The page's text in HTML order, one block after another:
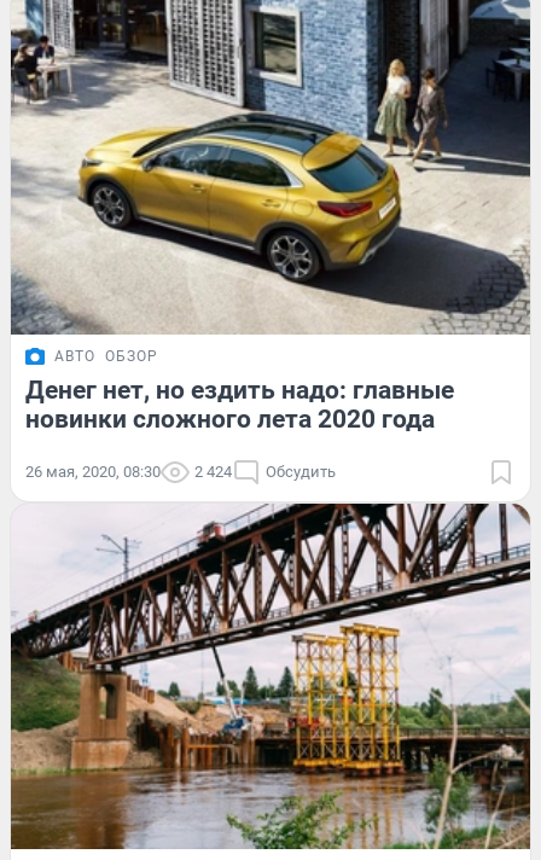
АВТО ОБЗОР
Денег нет, но ездить надо: главные
новинки сложного лета 2020 года
26 мая, 2020, 08:30 2 424 Обсудить